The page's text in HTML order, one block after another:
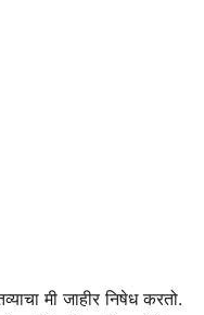
मी जाहीर निषेध करतो.